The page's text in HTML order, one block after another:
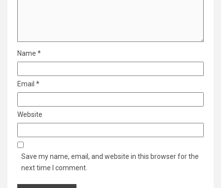
Name *
Email *
Website
Save my name, email, and website in this browser for the
next time I comment.